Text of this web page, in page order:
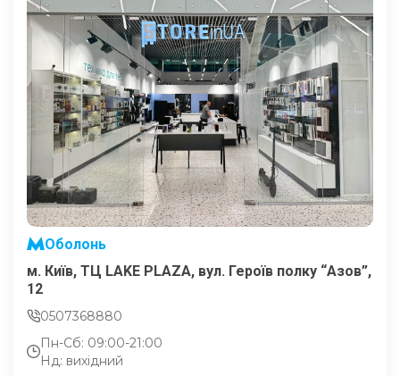
Оболонь
м. Київ, ТЦ LAKE PLAZA, вул. Героїв полку “Азов”,
12
0507368880
Пн-Сб: 09:00-21:00
Нд: вихідний